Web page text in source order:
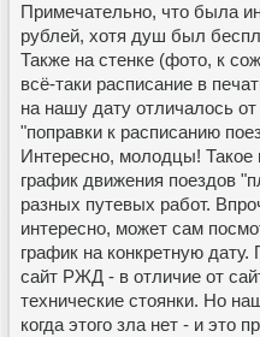
Примечательно, что была
рублей, хотя душ был
Также на стенке (фото, к
всё-таки расписание в
на нашу дату отличалось
"поправки к расписанию
Интересно, молодцы! Такое
график движения поездов
разных путевых работ.
интересно, может сам
график на конкретную
сайт РЖД - в отличие от
технические стоянки. Но
когда этого зла нет - и это